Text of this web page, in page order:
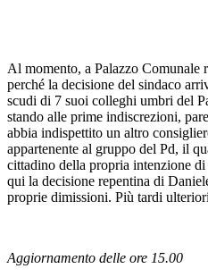
Al momento, a Palazzo Comunale
perché la decisione del sindaco
scudi di 7 suoi colleghi umbri del
stando alle prime indiscrezioni,
abbia indispettito un altro
appartenente al gruppo del Pd, il
cittadino della propria intenzione
qui la decisione repentina di
proprie dimissioni. Più tardi
Aggiornamento delle ore 15.00